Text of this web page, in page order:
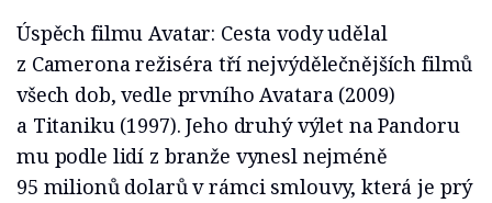
Úspěch filmu Avatar: Cesta vody udělal
z Camerona režiséra tří nejvýdělečnějších filmů
všech dob, vedle prvního Avatara (2009)
a Titaniku (1997). Jeho druhý výlet na Pandoru
mu podle lidí z branže vynesl nejméně
95 milionů dolarů v rámci smlouvy, která je prý